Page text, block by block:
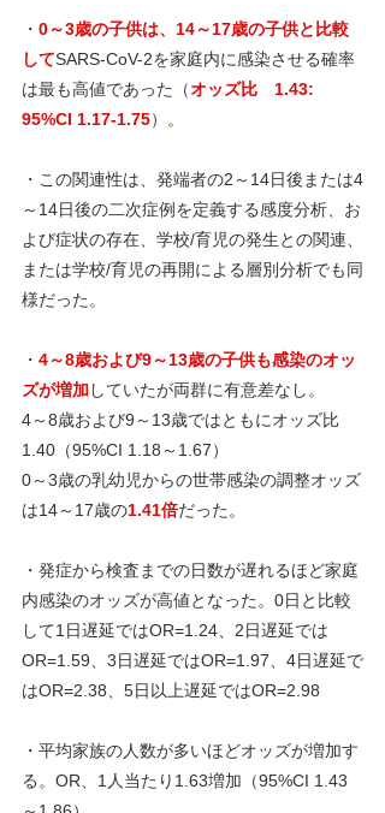
・ 0～3歳の子供は、14～17歳の子供と比較
してSARS-CoV-2を家庭内に感染させる確率
は最も高値であった
（オッズ比　1.43:
95%CI 1.17-1.75） 。
・この関連性は、発端者の2～14日後または4
～14日後の二次症例を定義する感度分析、お
よび症状の存在、学校/育児の発生との関連、
または学校/育児の再開による層別分析でも同
様だった。
・ 4～8歳および9～13歳の子供も感染のオッ
ズが増加 していたが両群に有意差なし。
4～8歳および9～13歳ではともにオッズ比
1.40（95%CI 1.18～1.67）
0～3歳の乳幼児からの世帯感染の調整オッズ
は14～17歳の1.41倍だった。
・発症から検査までの日数が遅れるほど家庭
内感染のオッズが高値となった。0日と比較
して1日遅延ではOR=1.24、2日遅延では
OR=1.59、3日遅延ではOR=1.97、4日遅延で
はOR=2.38、5日以上遅延ではOR=2.98
・平均家族の人数が多いほどオッズが増加す
る。OR、1人当たり1.63増加（95%CI 1.43